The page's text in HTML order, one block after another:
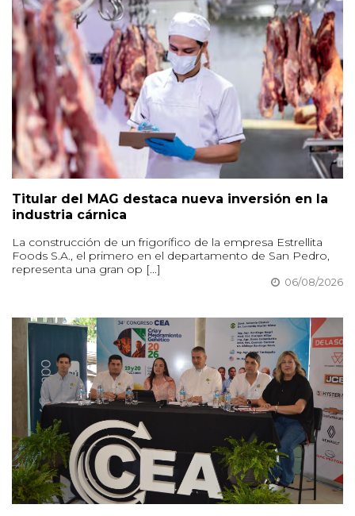
Titular del MAG destaca nueva inversión en la
industria cárnica
La construcción de un frigorífico de la empresa Estrellita
Foods S.A., el primero en el departamento de San Pedro,
representa una gran op [...]
06/08/2026